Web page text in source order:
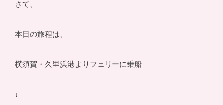
さて、
本日の旅程は、
横須賀・久里浜港よりフェリーに乗船
↓